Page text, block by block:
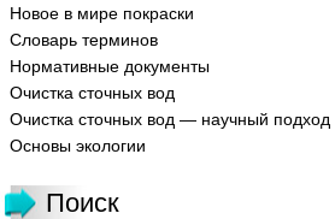
Новое в мире покраски
Словарь терминов
Нормативные документы
Очистка сточных вод
Очистка сточных вод — научный подход
Основы экологии
Поиск